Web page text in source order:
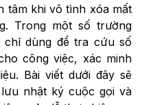
tâm khi vô tình xóa mất
Trong một số trường
dùng để tra cứu số
công việc, xác minh
Bài viết dưới đây sẽ
nhật ký cuộc gọi và